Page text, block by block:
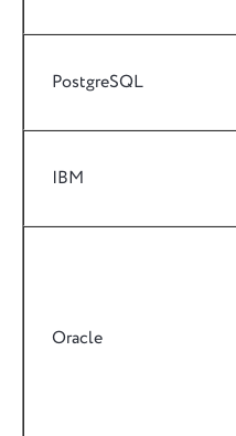
PostgreSQL
IBM
Oracle